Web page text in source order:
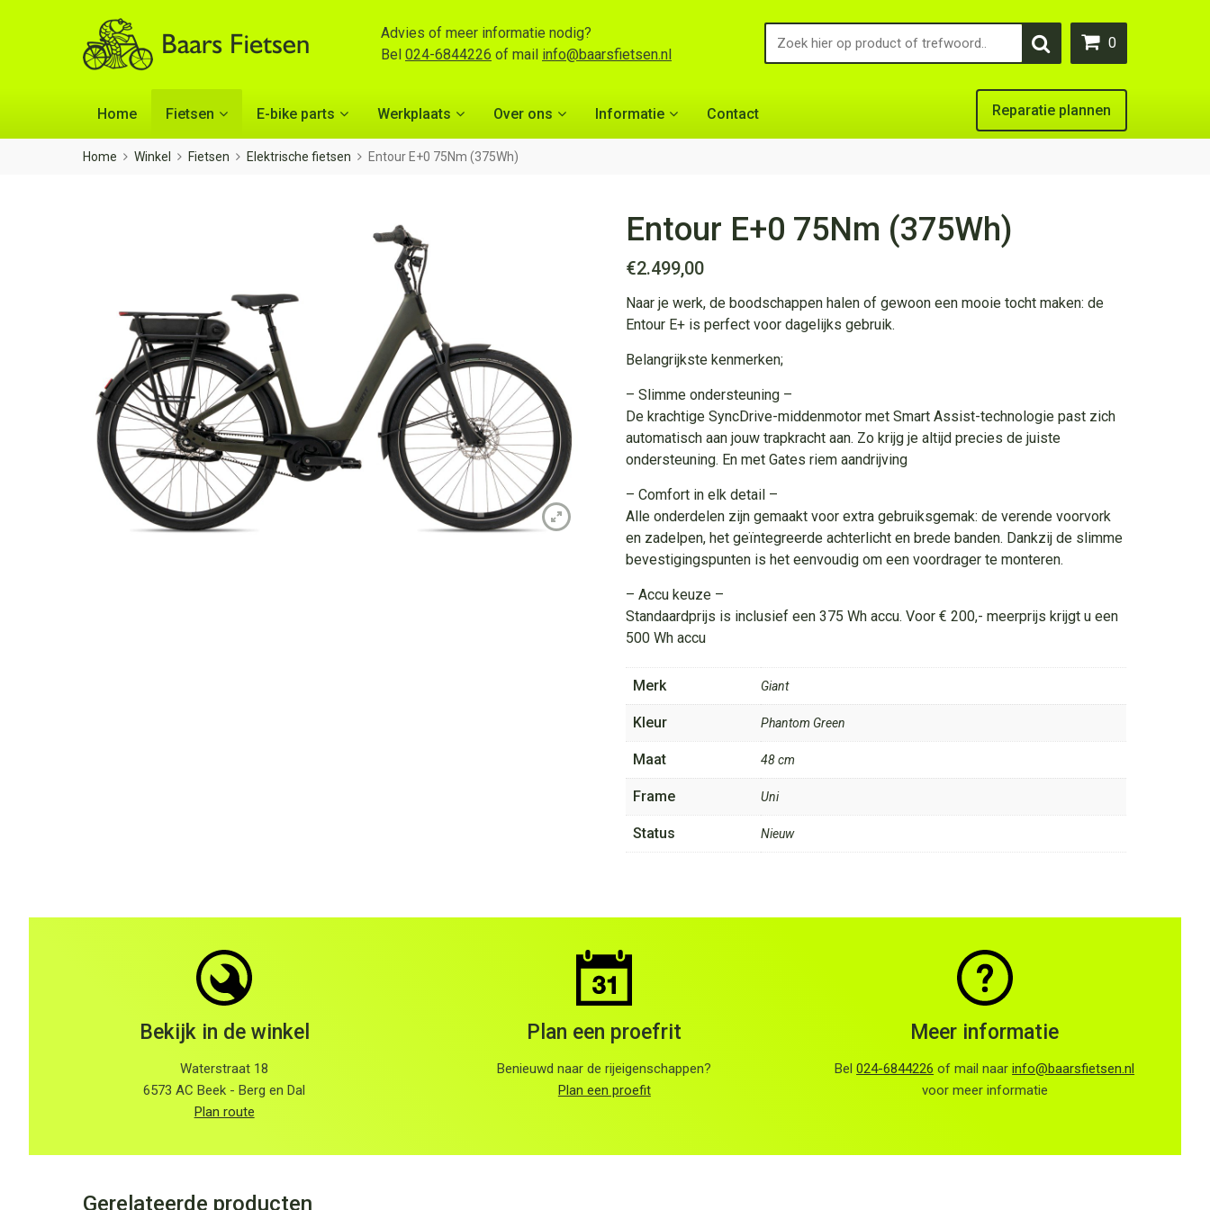
Advies of meer informatie nodig?
Bel 024-6844226 of mail info@baarsfietsen.nl
0
Home Fietsen E-bike parts Werkplaats Over ons Informatie Contact Reparatie plannen
Home Winkel Fietsen Elektrische fietsen Entour E+0 75Nm (375Wh)
Entour E+0 75Nm (375Wh)
€2.499,00
Naar je werk, de boodschappen halen of gewoon een mooie tocht maken: de
Entour E+ is perfect voor dagelijks gebruik.
Belangrijkste kenmerken;
– Slimme ondersteuning –
De krachtige SyncDrive-middenmotor met Smart Assist-technologie past zich
automatisch aan jouw trapkracht aan. Zo krijg je altijd precies de juiste
ondersteuning. En met Gates riem aandrijving
– Comfort in elk detail –
Alle onderdelen zijn gemaakt voor extra gebruiksgemak: de verende voorvork
en zadelpen, het geïntegreerde achterlicht en brede banden. Dankzij de slimme
bevestigingspunten is het eenvoudig om een voordrager te monteren.
– Accu keuze –
Standaardprijs is inclusief een 375 Wh accu. Voor € 200,- meerprijs krijgt u een
500 Wh accu
Merk Giant
Kleur Phantom Green
Maat 48 cm
Frame Uni
Status Nieuw
Bekijk in de winkel
Waterstraat 18
6573 AC Beek - Berg en Dal
Plan route
Plan een proefrit
Benieuwd naar de rijeigenschappen?
Plan een proefit
Meer informatie
Bel024-6844226 of mail naarinfo@baarsfietsen.nl
voor meer informatie
Gerelateerde producten